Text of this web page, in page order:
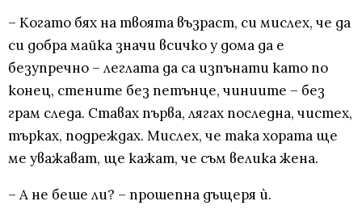
– Когато бях на твоята възраст, си мислех, че да
си добра майка значи всичко у дома да е
безупречно – леглата да са изпънати като по
конец, стените без петънце, чиниите – без
грам следа. Ставах първа, лягах последна, чистех,
търках, подреждах. Мислех, че така хората ще
ме уважават, ще кажат, че съм велика жена.
– А не беше ли? – прошепна дъщеря ѝ.